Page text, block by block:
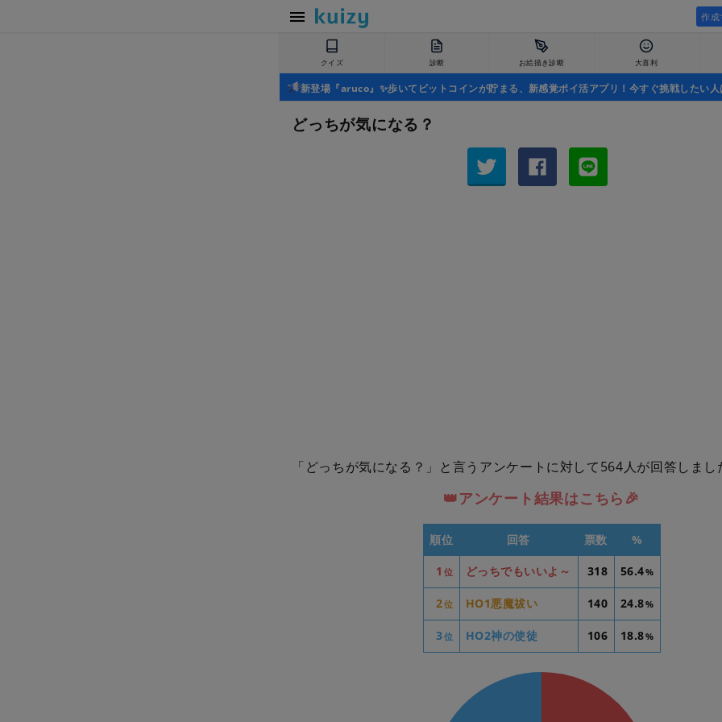
作成
クイズ 診断 お絵描き診断 大喜利
新登場『aruco』✨歩いてビットコインが貯まる、新感覚ポイ活アプリ！今すぐ挑戦したい人
どっちが気になる？
「どっちが気になる？」と言うアンケートに対して564人が回答しまし
👑アンケート結果はこちら🎉
順位 回答 票数 %
1 位 どっちでもいいよ～ 318 56.4%
2位 HO1悪魔祓い 140 24.8%
3位 HO2神の使徒 106 18.8%